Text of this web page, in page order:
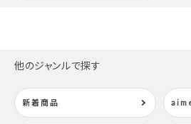
他のジャンルで探す
新着商品